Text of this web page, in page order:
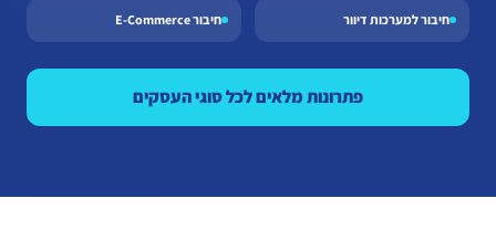
חיבור למערכות דיוור חיבור E-Commerce
פתרונות מלאים לכל סוגי העסקים